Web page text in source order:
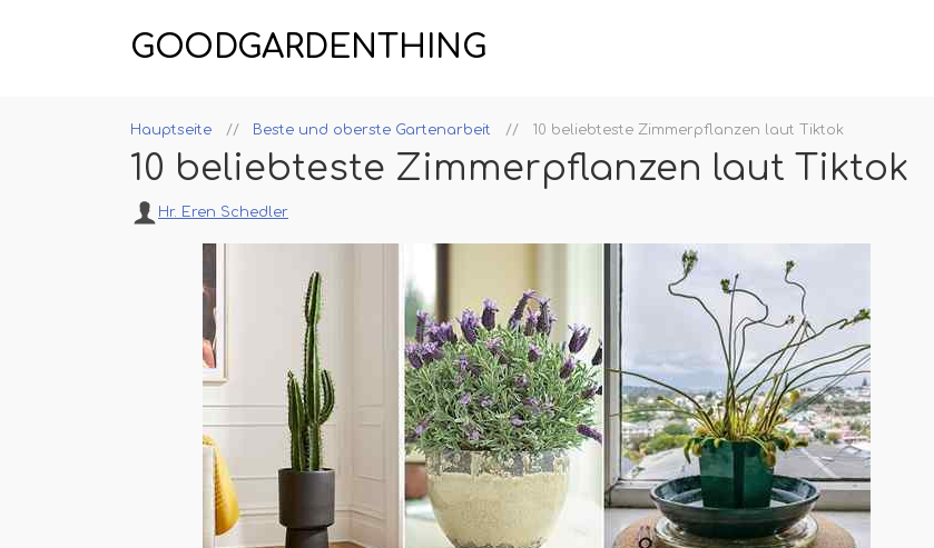
GOODGARDENTHING
Hauptseite Beste und oberste Gartenarbeit 10 beliebteste Zimmerpflanzen laut Tiktok
10 beliebteste Zimmerpflanzen laut Tiktok
Hr. Eren Schedler